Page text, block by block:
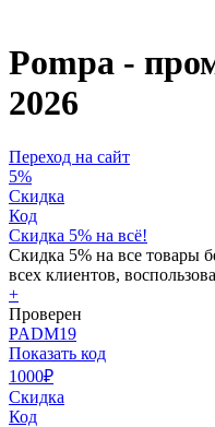
Pompa -
2026
Переход на сайт
5%
Скидка
Код
Скидка 5% на всё!
Скидка 5% на все товары
всех клиентов,
+
Проверен
PADM19
Показать код
1000₽
Скидка
Код